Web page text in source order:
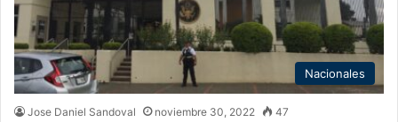
Nacionales
Jose Daniel Sandoval noviembre 30, 2022 47